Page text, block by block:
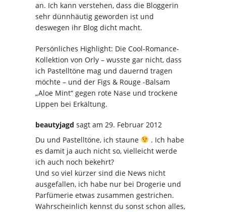
an. Ich kann verstehen, dass die Bloggerin
sehr dünnhäutig geworden ist und
deswegen ihr Blog dicht macht.
Persönliches Highlight: Die Cool-Romance-
Kollektion von Orly – wusste gar nicht, dass
ich Pastelltöne mag und dauernd tragen
möchte – und der Figs & Rouge -Balsam
„Aloe Mint“ gegen rote Nase und trockene
Lippen bei Erkältung.
beautyjagd sagt am 29. Februar 2012
Du und Pastelltöne, ich staune
. Ich habe
es damit ja auch nicht so, vielleicht werde
ich auch noch bekehrt?
Und so viel kürzer sind die News nicht
ausgefallen, ich habe nur bei Drogerie und
Parfümerie etwas zusammen gestrichen.
Wahrscheinlich kennst du sonst schon alles,